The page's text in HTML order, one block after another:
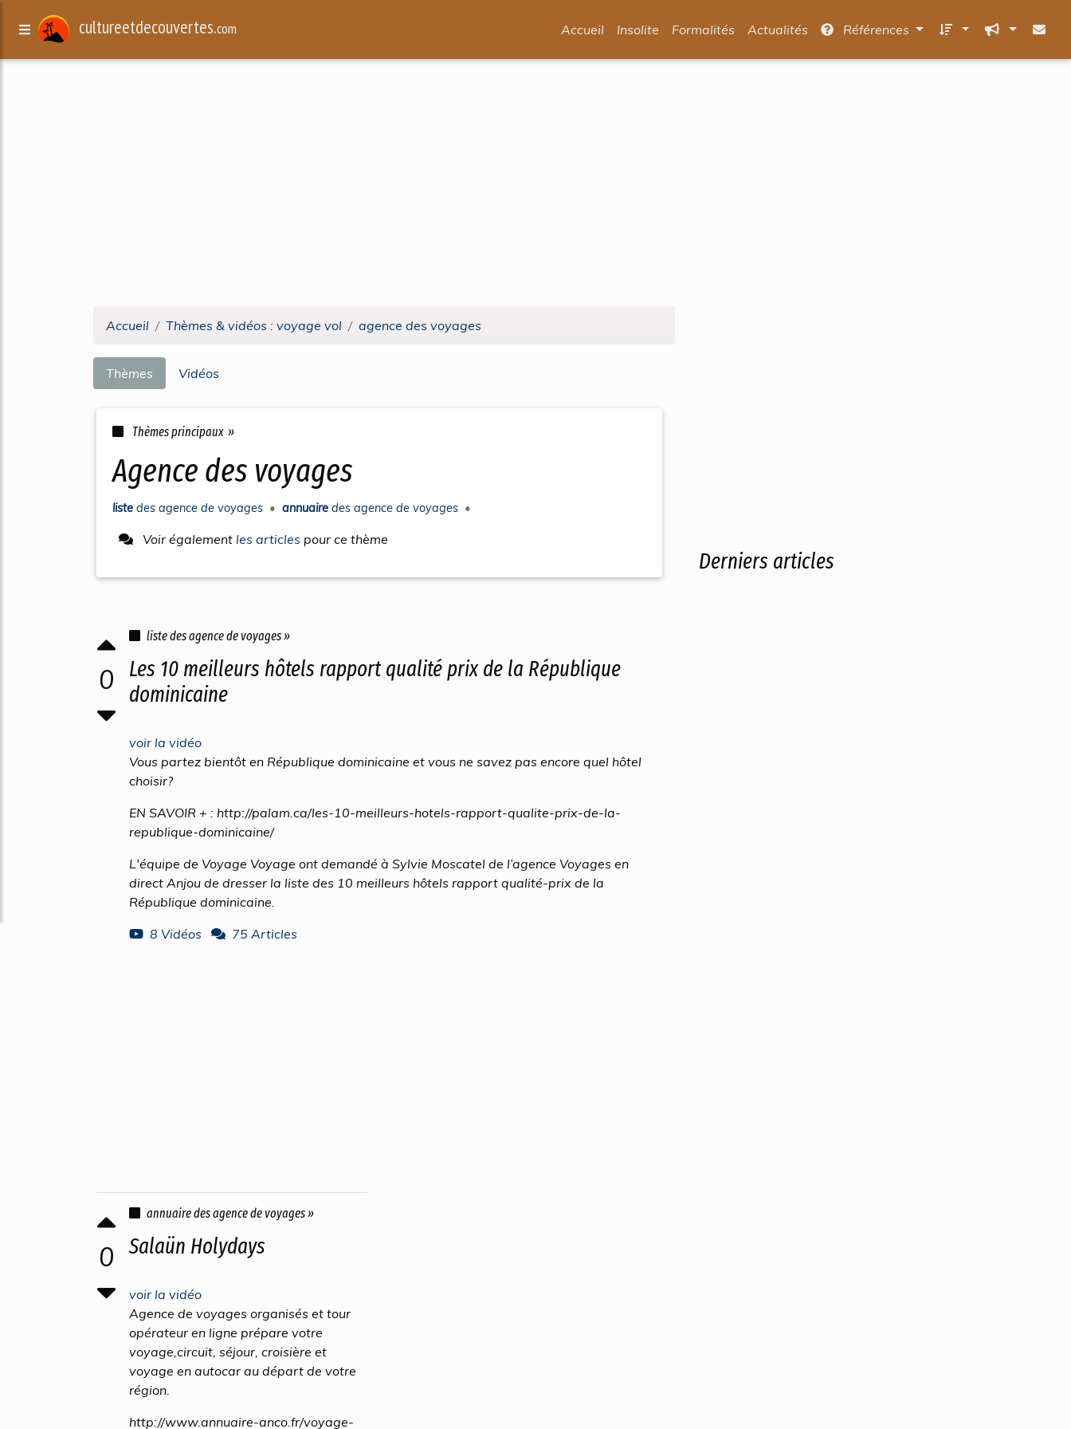
cultureetdecouvertes.com Accueil Insolite Formalités Actualités Références
Accueil Thèmes & vidéos : voyage vol agence des voyages
Thèmes Vidéos
Thèmes principaux »
agence des voyages
liste des agence de voyages • annuaire des agence de voyages •
Voir également les articles pour ce thème
0
liste des agence de voyages »
Les 10 meilleurs hôtels rapport qualité prix de la République
dominicaine
voir la vidéo
Vous partez bientôt en République dominicaine et vous ne savez pas encore quel hôtel
choisir?
EN SAVOIR + : http://palam.ca/les-10-meilleurs-hotels-rapport-qualite-prix-de-la-
republique-dominicaine/
L'équipe de Voyage Voyage ont demandé à Sylvie Moscatel de l’agence Voyages en
direct Anjou de dresser la liste des 10 meilleurs hôtels rapport qualité-prix de la
République dominicaine.
8 Vidéos
75 Articles
0
annuaire des agence de voyages »
Salaün Holydays
voir la vidéo
Agence de voyages organisés et tour
opérateur en ligne prépare votre
voyage,circuit, séjour, croisière et
voyage en autocar au départ de votre
région.
http://www.annuaire-anco.fr/voyage-
Derniers articles